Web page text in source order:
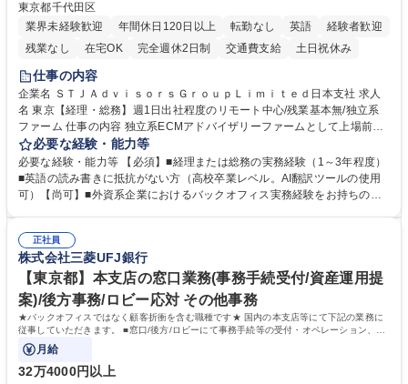
東京都千代田区
業界未経験歓迎
年間休日120日以上 転勤なし 英語
経験者歓迎
残業なし
在宅OK 完全週休2日制 交通費支給 土日祝休み
仕事の内容
企業名 ＳＴＪＡｄｖｉｓｏｒｓＧｒｏｕｐＬｉｍｉｔｅｄ日本支社 求人
名 東京【経理・総務】週1日出社程度のリモート中心/残業基本無/独立系
ファーム 仕事の内容 独立系ECMアドバイザリーファームとして上場前後
の資本市場戦略を設計する当社にて経理・総務をお任せします。基礎的な
バックオフィス業務からスタートし組織を支える専任担当として広く活躍
できる環境です。 ■日常経理、月次および年次決算サポート業務 ■本国
（グローバル）との英文メール対応（AI翻訳ツール等を使用しての対応で
業務をお任せします。残業も基本的には発生せず、ご自身のペースで業務
を進めやすく定着率の高い環境です。 募集職種 東京【経理・総務】週1日
出社程度のリモート中心/残業基本無/独立系ファーム
必要な経験・能力等
必要な経験・能力等 【必須】■経理または総務の実務経験（1～3年程度）
■英語の読み書きに抵抗がない方（高校卒業レベル。AI翻訳ツールの使用
可）【尚可】■外資系企業におけるバックオフィス実務経験をお持ちの方
【働き方について】現在は週4日程度の在宅勤務を実施しており、ワーク
ライフバランスを重視する方に最適な環境です（フルリモートも面接で相
談可）。【求める人物像】幅広いバックオフィス業務に柔軟に対応でき、
社内外と円滑にコミュニケーションを取りながら業務を推進できる方 学
歴・資格 学歴：大学院 大学 高専 短大 専修学校 高校 語学力： 資格：
正社員
株式会社三菱UFJ銀行
【東京都】本支店の窓口業務(事務手続受付/資産運用提
案)/後方事務/ロビー応対 その他事務
★バックオフィスではなく顧客折衝を含む職種です★ 国内の本支店等にて下記の業務に
従事していただきます。 ■窓口/後方/ロビーにて事務手続等の受付・オペレーション、お
客様対応
月給
32万4000円以上